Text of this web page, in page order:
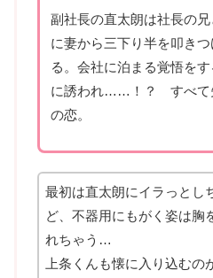
副社長の直太朗は社長の
に妻から三下り半を叩き
る。会社に泊まる覚悟を
に誘われ……！？ すべて
の恋。
最初は直太朗にイラっとし
ど、不器用にもがく姿は胸
れちゃう…
上条くんも懐に入り込むの